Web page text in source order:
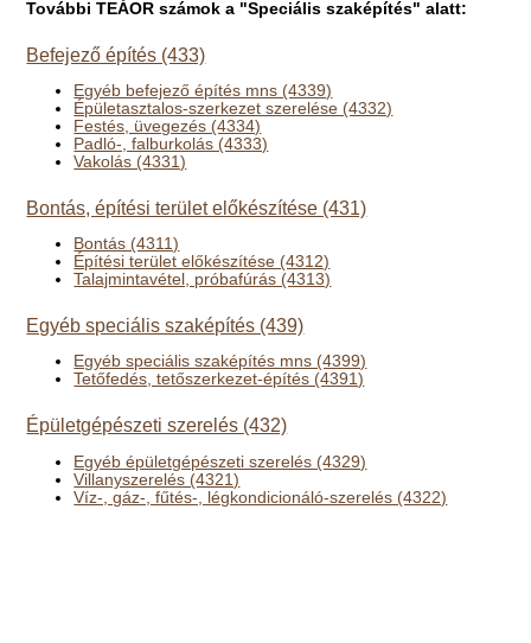
További TEÁOR számok a "Speciális szaképítés" alatt:
Befejező építés (433)
Egyéb befejező építés mns (4339)
Épületasztalos-szerkezet szerelése (4332)
Festés, üvegezés (4334)
Padló-, falburkolás (4333)
Vakolás (4331)
Bontás, építési terület előkészítése (431)
Bontás (4311)
Építési terület előkészítése (4312)
Talajmintavétel, próbafúrás (4313)
Egyéb speciális szaképítés (439)
Egyéb speciális szaképítés mns (4399)
Tetőfedés, tetőszerkezet-építés (4391)
Épületgépészeti szerelés (432)
Egyéb épületgépészeti szerelés (4329)
Villanyszerelés (4321)
Víz-, gáz-, fűtés-, légkondicionáló-szerelés (4322)